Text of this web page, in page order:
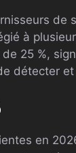
de
à
25 %,
détecter
en